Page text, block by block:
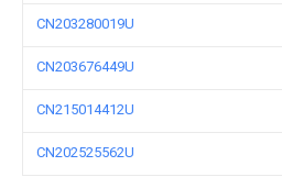
CN203280019U
CN203676449U
CN215014412U
CN202525562U